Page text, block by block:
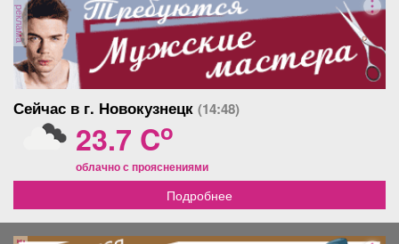
реклама
Сейчас в г. Новокузнецк (14:48)
23.7 Co
облачно с прояснениями
Подробнее